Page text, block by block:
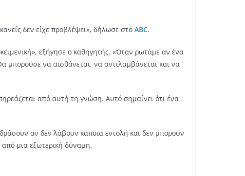
δεν είχε προβλέψει», δήλωσε στο ABC.
εξήγησε ο καθηγητής. «Όταν ρωτάμε αν ένα
μπορούσε να αισθάνεται, να αντιλαμβάνεται και να
από αυτή τη γνώση. Αυτό σημαίνει ότι ένα
αν δεν λάβουν κάποια εντολή και δεν μπορούν
από μια εξωτερική δύναμη.